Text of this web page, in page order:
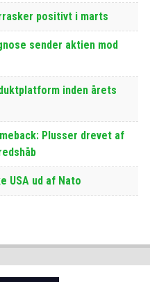
positivt i marts
sender aktien mod
inden årets
Plusser drevet af
USA ud af Nato